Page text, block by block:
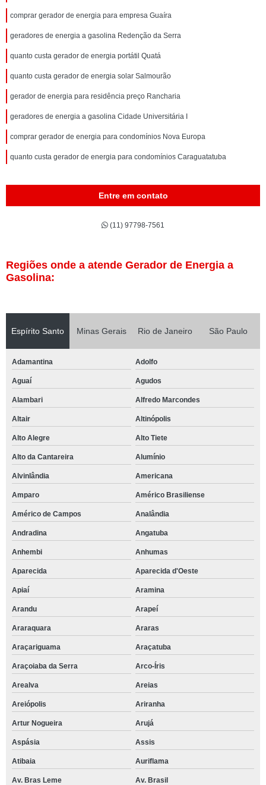
comprar gerador de energia para empresa Guaíra
geradores de energia a gasolina Redenção da Serra
quanto custa gerador de energia portátil Quatá
quanto custa gerador de energia solar Salmourão
gerador de energia para residência preço Rancharia
geradores de energia a gasolina Cidade Universitária I
comprar gerador de energia para condomínios Nova Europa
quanto custa gerador de energia para condomínios Caraguatatuba
Entre em contato
(11) 97798-7561
Regiões onde a atende Gerador de Energia a
Gasolina:
Espírito Santo Minas Gerais Rio de Janeiro São Paulo
Adamantina Adolfo
Aguaí Agudos
Alambari Alfredo Marcondes
Altair Altinópolis
Alto Alegre Alto Tiete
Alto da Cantareira Alumínio
Alvinlândia Americana
Amparo Américo Brasiliense
Américo de Campos Analândia
Andradina Angatuba
Anhembi Anhumas
Aparecida Aparecida d'Oeste
Apiaí Aramina
Arandu Arapeí
Araraquara Araras
Araçariguama Araçatuba
Araçoiaba da Serra Arco-Íris
Arealva Areias
Areiópolis Ariranha
Artur Nogueira Arujá
Aspásia Assis
Atibaia Auriflama
Av. Bras Leme Av. Brasil